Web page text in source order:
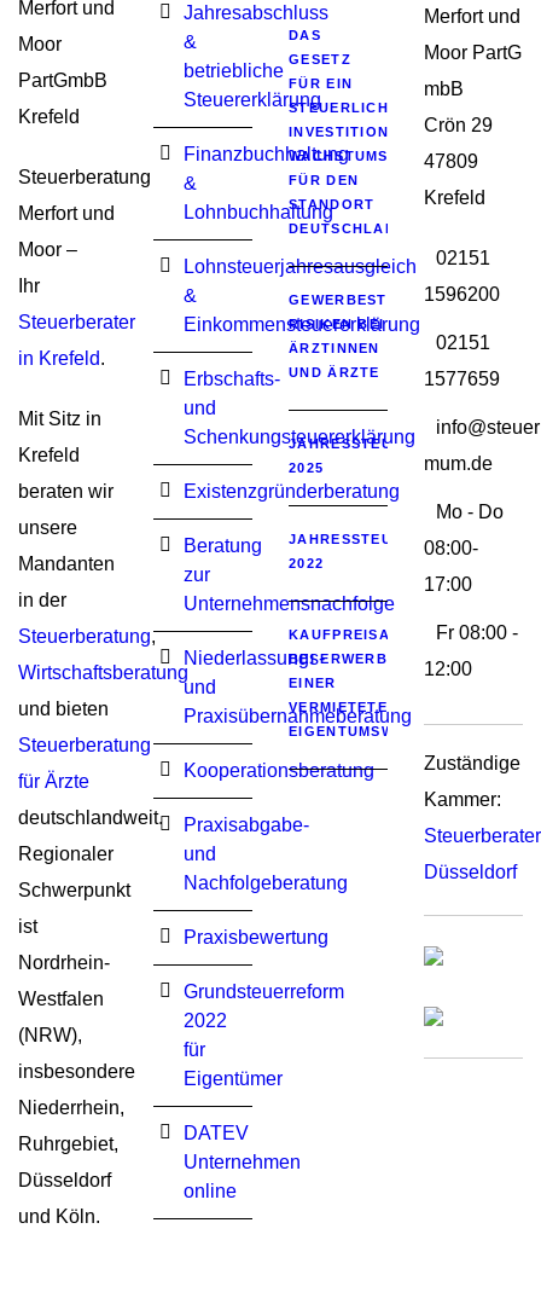
Steuerberatung
Merfort und
Moor –
Ihr
Steuerberater
in Krefeld.
Mit Sitz in
Krefeld
beraten wir
unsere
Mandanten
in der
Steuerberatung,
Wirtschaftsberatung
und bieten
Steuerberatung
für Ärzte
deutschlandweit.
Regionaler
Schwerpunkt
ist
Nordrhein-
Westfalen
(NRW),
insbesondere
Niederrhein,
Ruhrgebiet,
Düsseldorf
und Köln.
Jahresabschluss
&
betriebliche
Steuererklärung
Finanzbuchhaltung
&
Lohnbuchhaltung
Lohnsteuerjahresausgleich
&
Einkommensteuererklärung
Erbschafts-
und
Schenkungsteuererklärung
Existenzgründerberatung
Beratung
zur
Unternehmensnachfolge
Niederlassungs-
und
Praxisübernahmeberatung
Kooperationsberatung
Praxisabgabe-
und
Nachfolgeberatung
Praxisbewertung
Grundsteuerreform
2022
für
Eigentümer
DATEV
Unternehmen
online
DAS
GESETZ
FÜR EIN
STEUERLICHES
WACHSTUMSIMPULSE
FÜR DEN
STANDORT
DEUTSCHLAND
GEWERBESTEUERLICHE
RISIKEN BEI
ÄRZTINNEN
UND ÄRZTE
JAHRESSTEUERGESETZ
2025
JAHRESSTEUERGESETZ
2022
KAUFPREISAUFTEILUNG
BEI ERWERB
EINER
VERMIETETEN
EIGENTUMSWOHNUNG
Merfort und
Moor PartG
mbB
Crön 29
47809
Krefeld
02151
1596200
02151
1577659
mum.de
Mo - Do
08:00-
17:00
Fr 08:00 -
12:00
Zuständige
Kammer:
Düsseldorf